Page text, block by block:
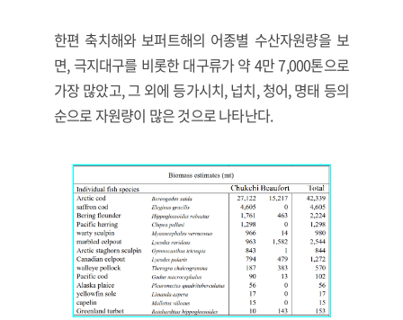
한편 축치해와 보퍼트해의 어종별 수산자원량을 보
면, 극지대구를 비롯한 대구류가 약 4만 7,000톤으로
가장 많았고, 그 외에 등가시치, 넙치, 청어, 명태 등의
순으로 자원량이 많은 것으로 나타난다.